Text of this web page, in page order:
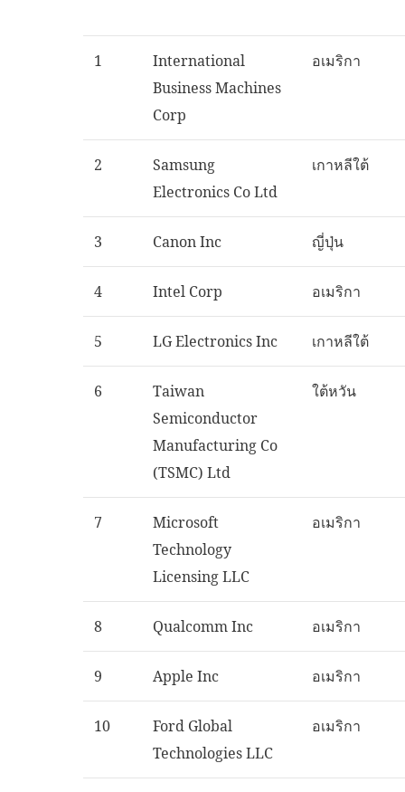
1
International
Business Machines
Corp
อเมริกา
2
Samsung
Electronics Co Ltd
เกาหลีใต้
3 Canon Inc ญี่ปุ่น
4 Intel Corp อเมริกา
5 LG Electronics Inc เกาหลีใต้
6
Taiwan
Semiconductor
Manufacturing Co
(TSMC) Ltd
ใต้หวัน
7
Microsoft
Technology
Licensing LLC
อเมริกา
8 Qualcomm Inc อเมริกา
9 Apple Inc อเมริกา
10
Ford Global
Technologies LLC
อเมริกา